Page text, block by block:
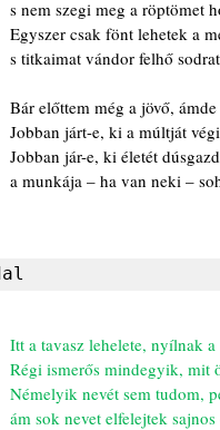
s nem szegi meg a röptömet
Egyszer csak fönt lehetek a
s titkaimat vándor felhő
Bár előttem még a jövő,
Jobban járt-e, ki a múltját
Jobban jár-e, ki életét
a munkája – ha van neki –
Itt a tavasz lehelete, nyílnak
Régi ismerős mindegyik, mit
Némelyik nevét sem tudom,
ám sok nevet elfelejtek